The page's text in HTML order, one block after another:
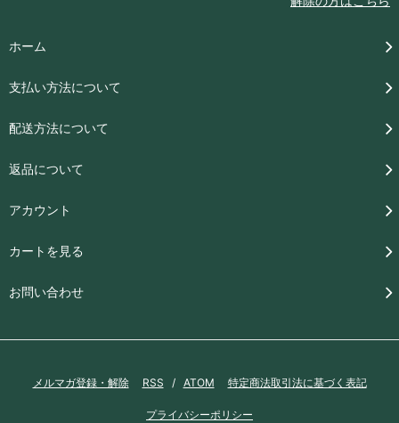
ホーム
支払い方法について
配送方法について
返品について
アカウント
カートを見る
お問い合わせ
メルマガ登録・解除 RSS / ATOM 特定商法取引法に基づく表記
プライバシーポリシー